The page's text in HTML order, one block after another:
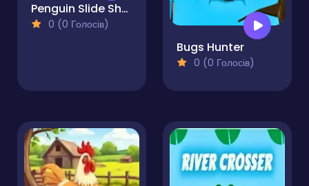
Penguin Slide Showdown Coin Rush Challenge
0 (0 Голосів)
Bugs Hunter
0 (0 Голосів)